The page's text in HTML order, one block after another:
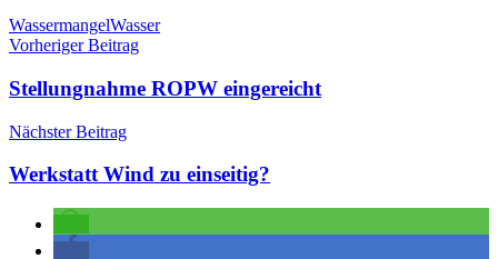
Schlagwörter
WassermangelWasser
Beitragsnavigation
Vorheriger Beitrag
Stellungnahme ROPW eingereicht
Nächster Beitrag
Werkstatt Wind zu einseitig?